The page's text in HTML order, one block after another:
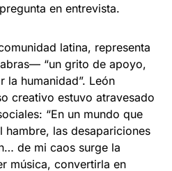
en entrevista.
latina, representa
“un grito de apoyo,
la humanidad”. León
creativo estuvo atravesado
“En un mundo que
las desapariciones
de mi caos surge la
música, convertirla en